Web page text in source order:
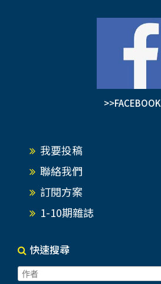
>>FACEBOOK
我要投稿
聯絡我們
訂閱方案
1-10期雜誌
快速搜尋